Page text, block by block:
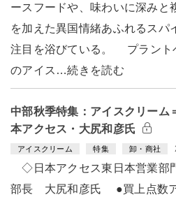
ースフードや、味わいに深みと
を加えた異国情緒あふれるスパ
注目を浴びている。 プラント
のアイス…続きを読む
中部秋季特集：アイスクリー
本アクセス・大尻和彦氏
アイスクリーム 特集 卸・商社
◇日本アクセス東日本営業部
部長 大尻和彦氏 ●買上点数